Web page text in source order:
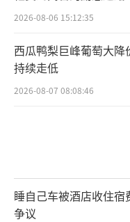
2026-08-06 15:12:35
西瓜鸭梨巨峰葡萄大降
持续走低
2026-08-07 08:08:46
睡自己车被酒店收住宿
争议